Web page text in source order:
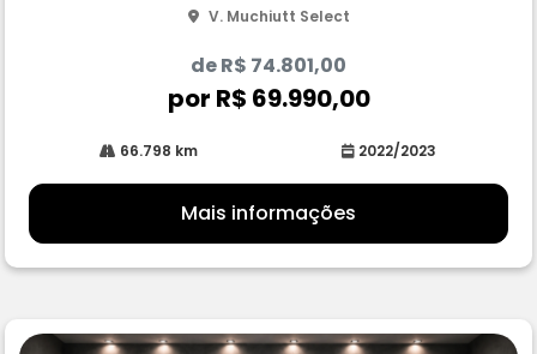
V. Muchiutt Select
de R$ 74.801,00
por R$ 69.990,00
66.798 km 2022/2023
Mais informações